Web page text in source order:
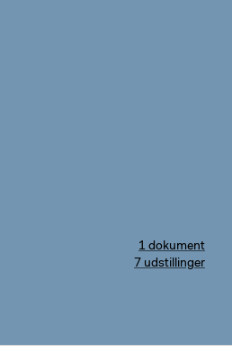
1 dokument
7 udstillinger